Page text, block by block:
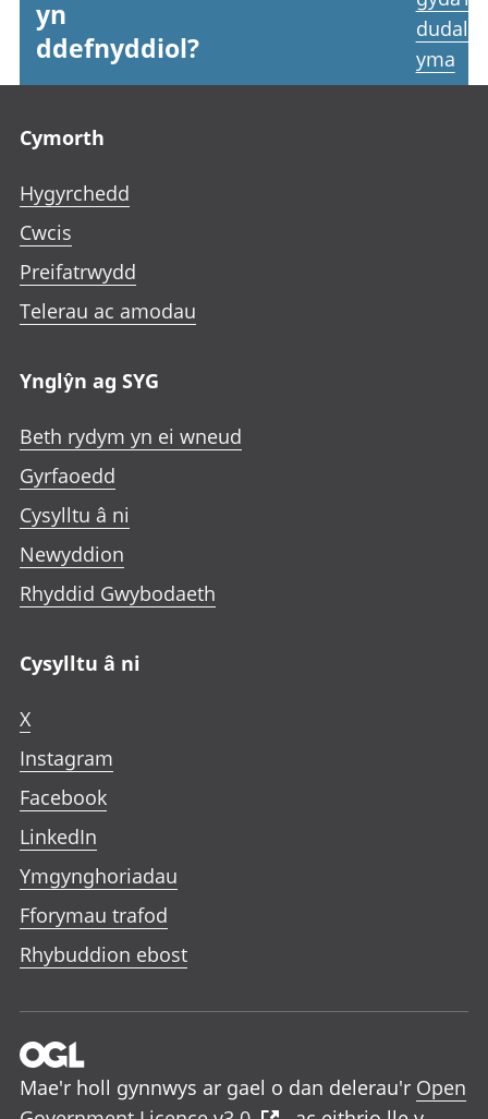
yn
ddefnyddiol?
yma
Cymorth
Hygyrchedd
Cwcis
Preifatrwydd
Telerau ac amodau
Ynglŷn ag SYG
Beth rydym yn ei wneud
Gyrfaoedd
Cysylltu â ni
Newyddion
Rhyddid Gwybodaeth
Cysylltu â ni
X
Instagram
Facebook
LinkedIn
Ymgynghoriadau
Fforymau trafod
Rhybuddion ebost
Mae'r holl gynnwys ar gael o dan delerau'r Open